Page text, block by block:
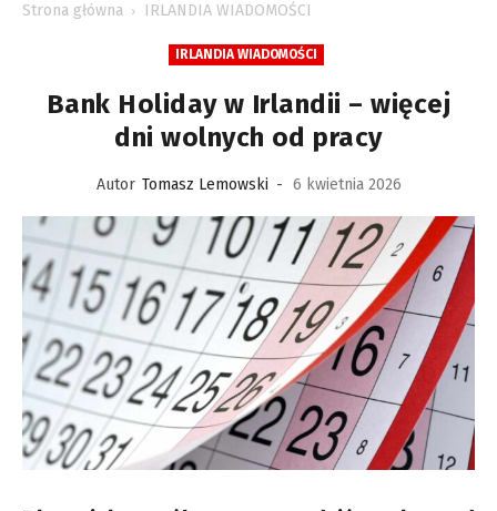
Strona główna IRLANDIA WIADOMOŚCI
IRLANDIA WIADOMOŚCI
Bank Holiday w Irlandii – więcej
dni wolnych od pracy
Autor Tomasz Lemowski - 6 kwietnia 2026